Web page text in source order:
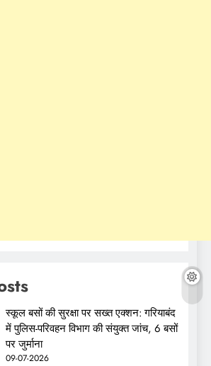
स्कूल बसों की सुरक्षा पर सख्त एक्शन: गरियाबंद
में पुलिस-परिवहन विभाग की संयुक्त जांच, 6 बसों
पर जुर्माना
09-07-2026